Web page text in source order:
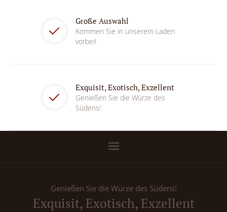
Große Auswahl
Kommen Sie in unserem Laden
vorbei!
Exquisit, Exotisch, Exzellent
Genießen Sie die Würze des
Südens!
Genießen Sie die Würze des Südens!
Exquisit, Exotisch, Exzellent